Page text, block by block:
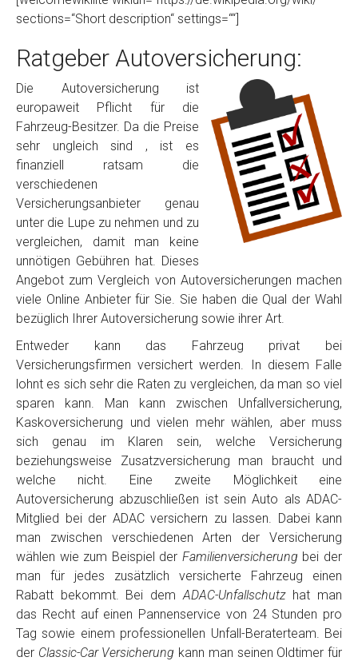
sections=“Short description“ settings=““]
Ratgeber Autoversicherung:
Die Autoversicherung ist
europaweit Pflicht für die
Fahrzeug-Besitzer. Da die Preise
sehr ungleich sind , ist es
finanziell ratsam die
verschiedenen
Versicherungsanbieter genau
unter die Lupe zu nehmen und zu
vergleichen, damit man keine
unnötigen Gebühren hat. Dieses
Angebot zum Vergleich von Autoversicherungen machen
viele Online Anbieter für Sie. Sie haben die Qual der Wahl
bezüglich Ihrer Autoversicherung sowie ihrer Art.
Entweder kann das Fahrzeug privat bei
Versicherungsfirmen versichert werden. In diesem Falle
lohnt es sich sehr die Raten zu vergleichen, da man so viel
sparen kann. Man kann zwischen Unfallversicherung,
Kaskoversicherung und vielen mehr wählen, aber muss
sich genau im Klaren sein, welche Versicherung
beziehungsweise Zusatzversicherung man braucht und
welche nicht. Eine zweite Möglichkeit eine
Autoversicherung abzuschließen ist sein Auto als ADAC-
Mitglied bei der ADAC versichern zu lassen. Dabei kann
man zwischen verschiedenen Arten der Versicherung
wählen wie zum Beispiel der Familienversicherung bei der
man für jedes zusätzlich versicherte Fahrzeug einen
Rabatt bekommt. Bei demADAC-Unfallschutzhat man
das Recht auf einen Pannenservice von 24 Stunden pro
Tag sowie einem professionellen Unfall-Beraterteam. Bei
der Classic-Car Versicherung kann man seinen Oldtimer für